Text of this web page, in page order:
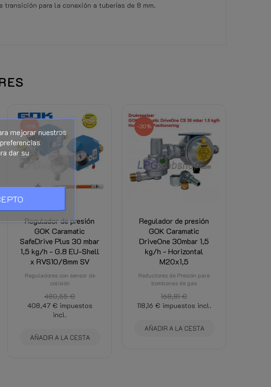
para la conexión a tuberías de 8 mm.
gas o refrigerante) a este producto, caduca el derech
caduca al abrir el embalaje transparente.
- Ver la pestaña Archivos adjuntos en esta página.
de esta página
caja y es visible allí. (Dependiendo del peso total, el destino
-15%
Regulador de presión
GOK Caramatic
SafeDrive Plus 30 mbar
1,5 kg/h - G.8 EU-Shell
x RVS10/8mm SV
Reguladores con sensor de
colisión
480,55 €
408,47 € impuestos
incl.
AÑADIR A LA CESTA
-30%
Regulador de presión
GOK Caramatic
DriveOne 30mbar 1,5
kg/h - Horizontal
M20x1,5
Reductores de Presión para
bombonas de gas
168,81 €
118,16 € impuestos incl.
AÑADIR A LA CESTA
mejorar nuestros
dar su